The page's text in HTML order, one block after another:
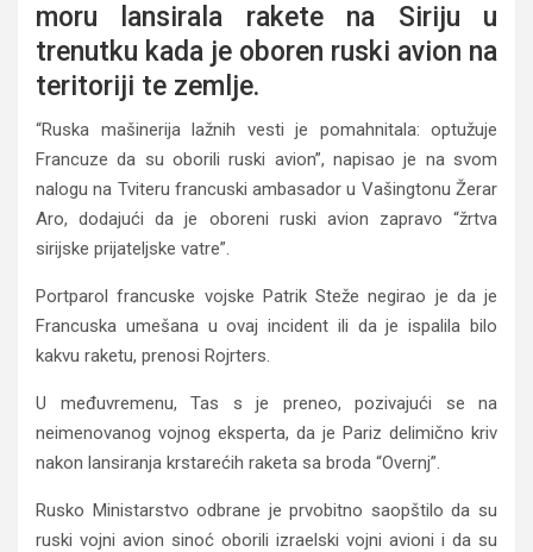
moru lansirala rakete na Siriju u
trenutku kada je oboren ruski avion na
teritoriji te zemlje.
“Ruska mašinerija lažnih vesti je pomahnitala: optužuje
Francuze da su oborili ruski avion”, napisao je na svom
nalogu na Tviteru francuski ambasador u Vašingtonu Žerar
Aro, dodajući da je oboreni ruski avion zapravo “žrtva
sirijske prijateljske vatre”.
Portparol francuske vojske Patrik Steže negirao je da je
Francuska umešana u ovaj incident ili da je ispalila bilo
kakvu raketu, prenosi Rojrters.
U međuvremenu, Tas s je preneo, pozivajući se na
neimenovanog vojnog eksperta, da je Pariz delimično kriv
nakon lansiranja krstarećih raketa sa broda “Overnj”.
Rusko Ministarstvo odbrane je prvobitno saopštilo da su
ruski vojni avion sinoć oborili izraelski vojni avioni i da su